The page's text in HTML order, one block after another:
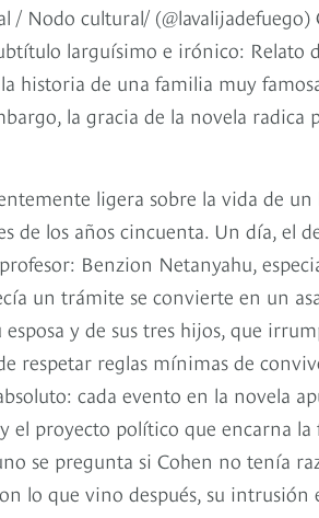
Nodo cultural/ (@lavalijadefuego)
larguísimo e irónico:
historia de una familia muy
la gracia de la novela radica
ligera sobre la vida de
de los años cincuenta. Un día, el
Benzion Netanyahu,
un trámite se convierte en un
y de sus tres hijos, que
respetar reglas mínimas de
cada evento en la novela
el proyecto político que encarna la
se pregunta si Cohen no tenía
lo que vino después, su intrusión